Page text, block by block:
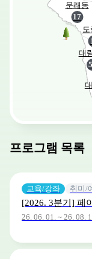
대
도
문래동
17
프로그램 목록
교육/강좌 취미/
[2026. 3분기] 페
26. 06. 01. ~ 26. 08.